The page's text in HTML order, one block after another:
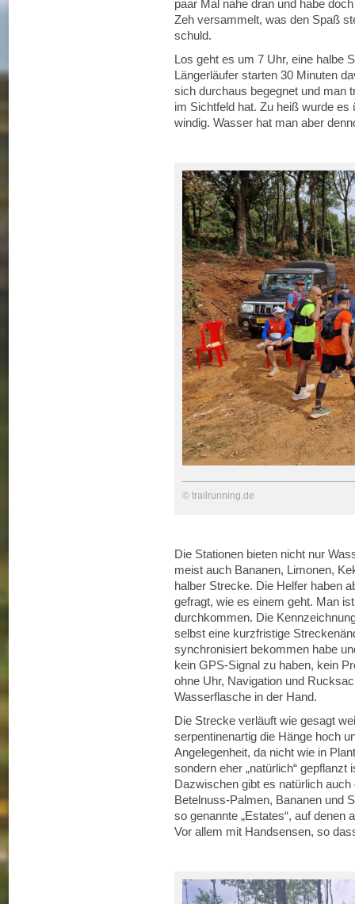
paar Mal nahe dran und habe
Zeh versammelt, was den Spaß
schuld.
Los geht es um 7 Uhr, eine halbe
Längerläufer starten 30 Minuten
sich durchaus begegnet und man
im Sichtfeld hat. Zu heiß wurde
windig. Wasser hat man aber
© trailrunning.de
Die Stationen bieten nicht nur
meist auch Bananen, Limonen,
halber Strecke. Die Helfer haben
gefragt, wie es einem geht. Man
durchkommen. Die
selbst eine kurzfristige
synchronisiert bekommen habe
kein GPS-Signal zu haben, kein
ohne Uhr, Navigation und
Wasserflasche in der Hand.
Die Strecke verläuft wie gesagt
serpentinenartig die Hänge hoch
Angelegenheit, da nicht wie in
sondern eher „natürlich“
Dazwischen gibt es natürlich
Betelnuss-Palmen, Bananen und
so genannte „Estates“, auf
Vor allem mit Handsensen, so